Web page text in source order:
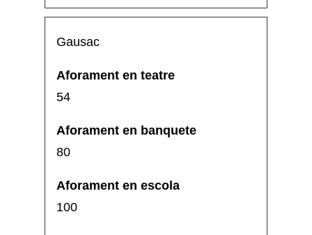
Gausac
54
80
100